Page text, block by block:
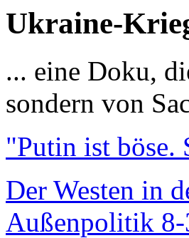
Ukraine-
... eine Doku,
sondern von
"Putin ist böse.
Der Westen in
Außenpolitik 8-